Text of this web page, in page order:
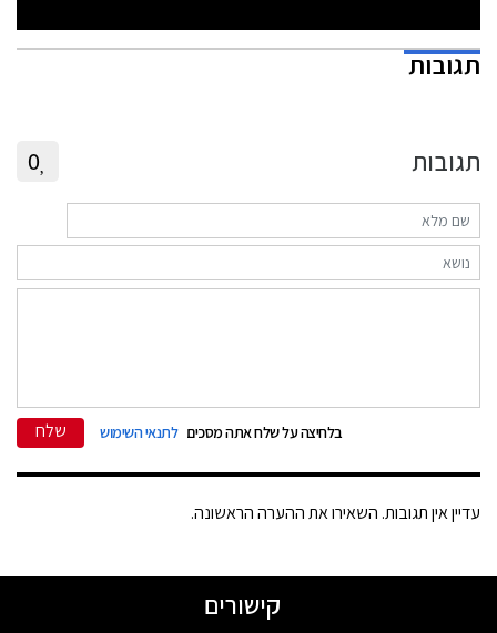
תגובות
תגובות 0
בלחיצה על שלח אתה מסכים לתנאי השימוש שלח
עדיין אין תגובות. השאירו את ההערה הראשונה.
קישורים